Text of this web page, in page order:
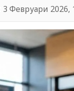
3 Февруари 2026,